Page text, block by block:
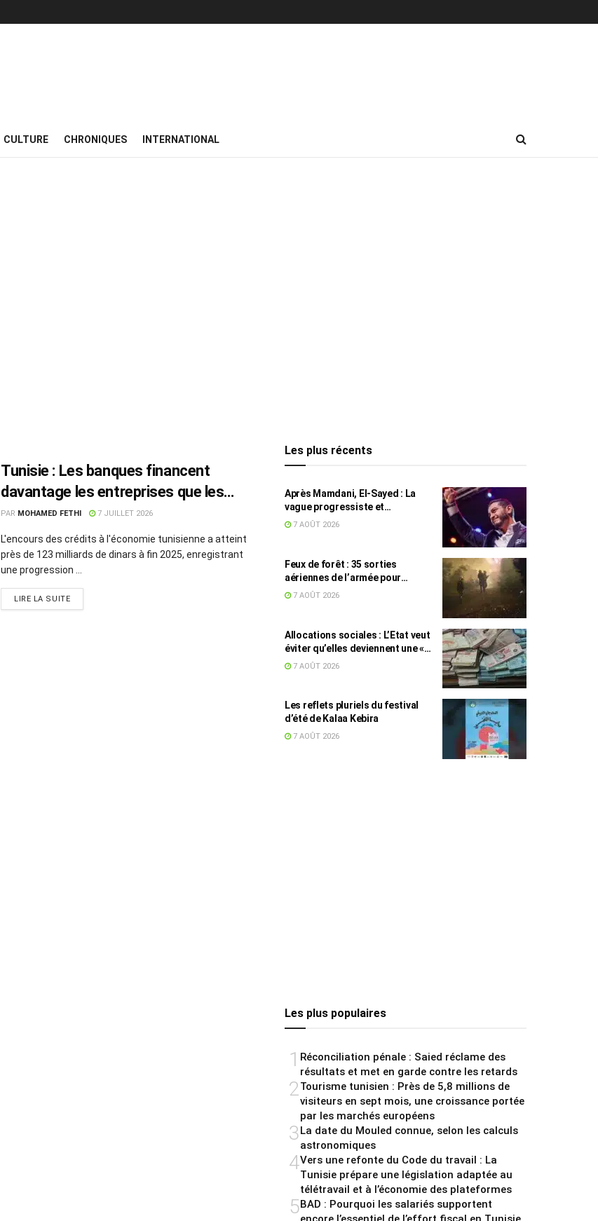
CULTURE CHRONIQUES INTERNATIONAL
Tunisie : Les banques financent
davantage les entreprises que les
particuliers
PAR MOHAMED FETHI 7 JUILLET 2026
L'encours des crédits à l'économie tunisienne a atteint
près de 123 milliards de dinars à fin 2025, enregistrant
une progression ...
LIRE LA SUITE
Les plus récents
Après Mamdani, El-Sayed : La
vague progressiste et
musulmane résiste à l’argent de
7 AOÛT 2026
Feux de forêt : 35 sorties
aériennes de l’armée pour
appuyer les secours
7 AOÛT 2026
Allocations sociales : L’Etat veut
éviter qu’elles deviennent une «
aide au chômage »
7 AOÛT 2026
Les reflets pluriels du festival
d’été de Kalaa Kebira
7 AOÛT 2026
Les plus populaires
1 Réconciliation pénale : Saied réclame des
résultats et met en garde contre les retards
2Tourisme tunisien : Près de 5,8 millions de
visiteurs en sept mois, une croissance portée
par les marchés européens
3La date du Mouled connue, selon les calculs
astronomiques
4Vers une refonte du Code du travail : La
Tunisie prépare une législation adaptée au
télétravail et à l’économie des plateformes
5BAD : Pourquoi les salariés supportent